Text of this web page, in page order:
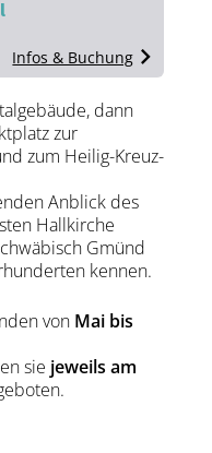
dann
zur
zum Heilig-Kreuz-
Anblick des
Hallkirche
Gmünd
kennen.
von Mai bis
sie jeweils am
Infos & Buchung